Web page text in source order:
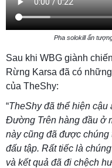
Pha solokill ấn
Sau khi WBG giành
Rừng Karsa đã có
của TheShy:
“TheShy đã thể hiện
Đường Trên hàng đầu ở
này cũng đã được
đấu tập. Rất tiếc là
và kết quả đã đi chệch